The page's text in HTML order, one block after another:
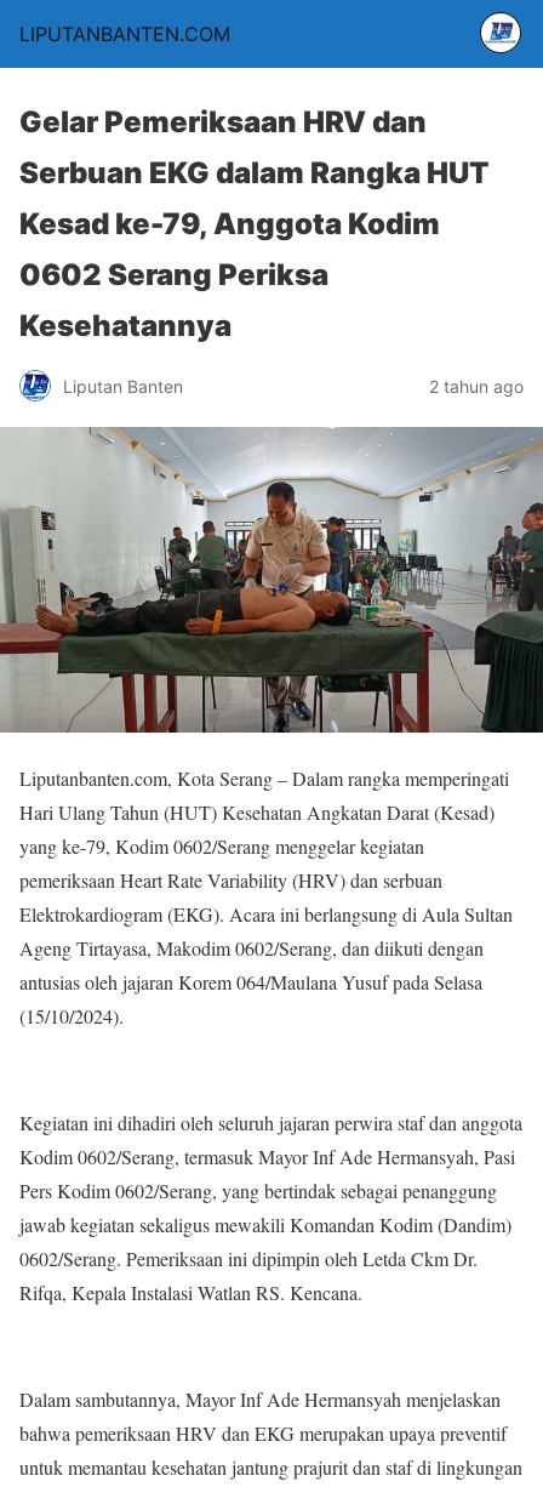
LIPUTANBANTEN.COM
Gelar Pemeriksaan HRV dan
Serbuan EKG dalam Rangka HUT
Kesad ke-79, Anggota Kodim
0602 Serang Periksa
Kesehatannya
Liputan Banten 2 tahun ago
Liputanbanten.com, Kota Serang – Dalam rangka memperingati
Hari Ulang Tahun (HUT) Kesehatan Angkatan Darat (Kesad)
yang ke-79, Kodim 0602/Serang menggelar kegiatan
pemeriksaan Heart Rate Variability (HRV) dan serbuan
Elektrokardiogram (EKG). Acara ini berlangsung di Aula Sultan
Ageng Tirtayasa, Makodim 0602/Serang, dan diikuti dengan
antusias oleh jajaran Korem 064/Maulana Yusuf pada Selasa
(15/10/2024).
Kegiatan ini dihadiri oleh seluruh jajaran perwira staf dan anggota
Kodim 0602/Serang, termasuk Mayor Inf Ade Hermansyah, Pasi
Pers Kodim 0602/Serang, yang bertindak sebagai penanggung
jawab kegiatan sekaligus mewakili Komandan Kodim (Dandim)
0602/Serang. Pemeriksaan ini dipimpin oleh Letda Ckm Dr.
Rifqa, Kepala Instalasi Watlan RS. Kencana.
Dalam sambutannya, Mayor Inf Ade Hermansyah menjelaskan
bahwa pemeriksaan HRV dan EKG merupakan upaya preventif
untuk memantau kesehatan jantung prajurit dan staf di lingkungan